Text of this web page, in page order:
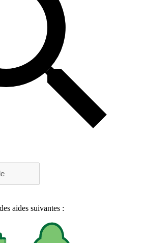
aides suivantes :